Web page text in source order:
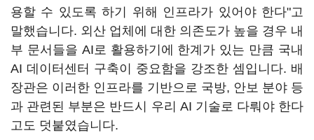
용할 수 있도록 하기 위해 인프라가 있어야 한다"고
말했습니다. 외산 업체에 대한 의존도가 높을 경우 내
부 문서들을 AI로 활용하기에 한계가 있는 만큼 국내
AI 데이터센터 구축이 중요함을 강조한 셈입니다. 배
장관은 이러한 인프라를 기반으로 국방, 안보 분야 등
과 관련된 부분은 반드시 우리 AI 기술로 다뤄야 한다
고도 덧붙였습니다.